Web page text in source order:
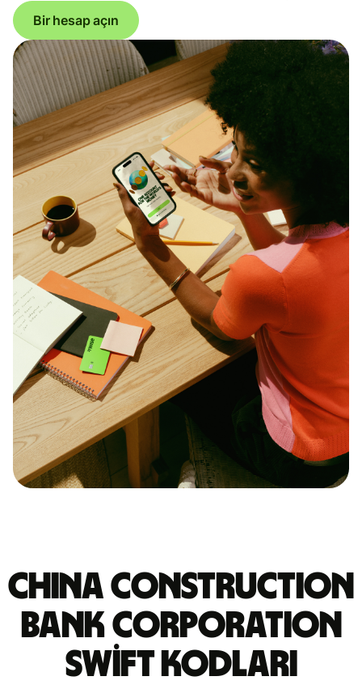
Bir hesap açın
CHINA CONSTRUCTION
BANK CORPORATION
Swift kodları